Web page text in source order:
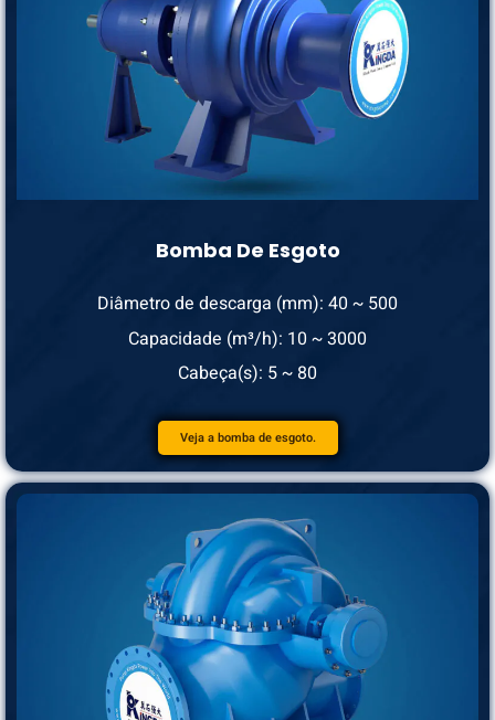
Bomba De Esgoto
Diâmetro de descarga (mm): 40 ~ 500
Capacidade (m³/h): 10 ~ 3000
Cabeça(s): 5 ~ 80
Veja a bomba de esgoto.